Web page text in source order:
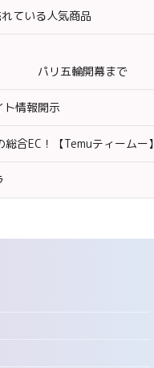
ている人気商品
輪開幕まで
ト情報開示
合EC！【Temuティームー】